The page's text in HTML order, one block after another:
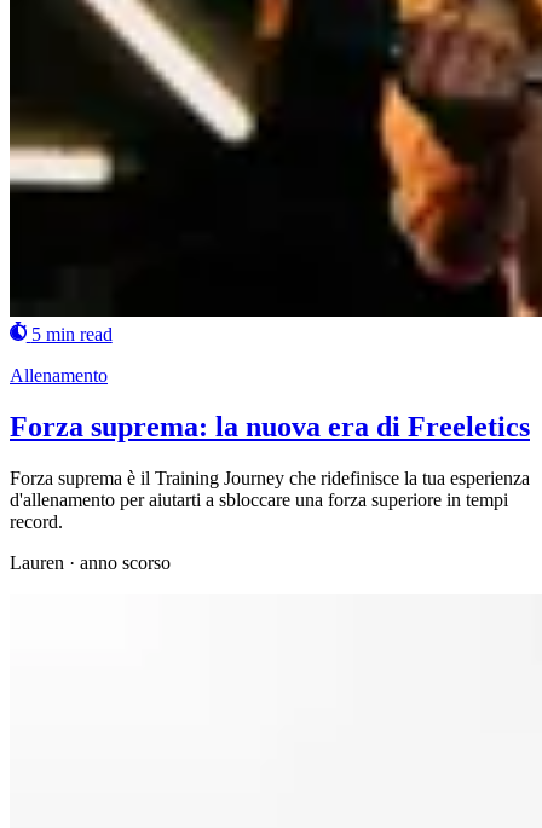
5 min read
Allenamento
Forza suprema: la nuova era di Freeletics
Forza suprema è il Training Journey che ridefinisce la tua esperienza
d'allenamento per aiutarti a sbloccare una forza superiore in tempi
record.
Lauren · anno scorso